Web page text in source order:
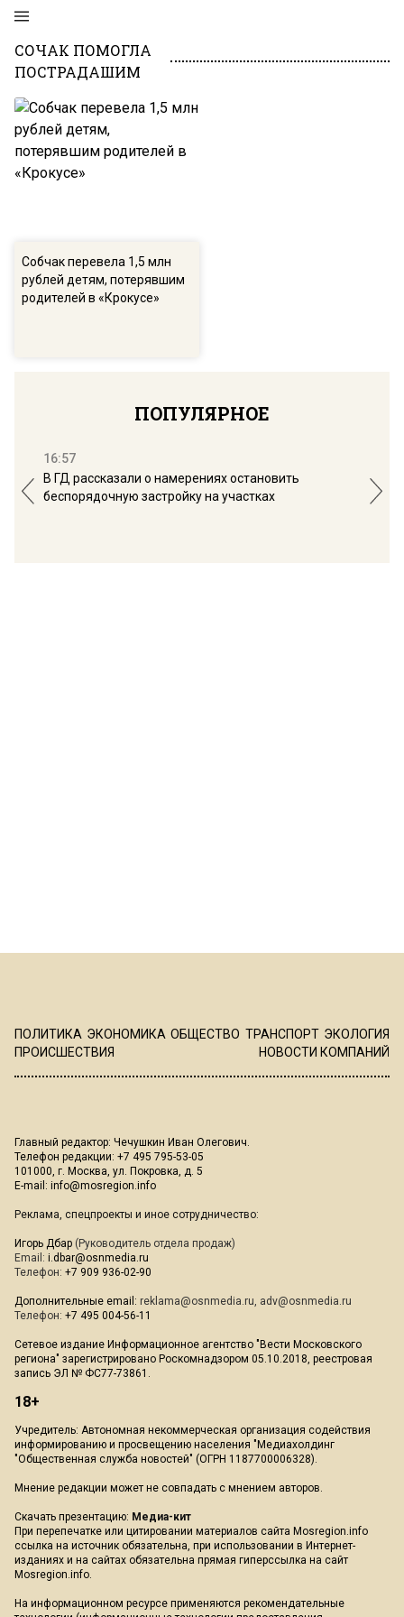
СОЧАК ПОМОГЛА
ПОСТРАДАШИМ
Собчак перевела 1,5 млн
рублей детям, потерявшим
родителей в «Крокусе»
ПОПУЛЯРНОЕ
16:57
В ГД рассказали о намерениях остановить
беспорядочную застройку на участках
ПОЛИТИКА ЭКОНОМИКА ОБЩЕСТВО ТРАНСПОРТ ЭКОЛОГИЯ
ПРОИСШЕСТВИЯ
НОВОСТИ КОМПАНИЙ
Главный редактор: Чечушкин Иван Олегович.
Телефон редакции: +7 495 795-53-05
101000, г. Москва, ул. Покровка, д. 5
E-mail: info@mosregion.info
Реклама, спецпроекты и иное сотрудничество:
Игорь Дбар (Руководитель отдела продаж)
Email: i.dbar@osnmedia.ru
Телефон: +7 909 936-02-90
Дополнительные email: reklama@osnmedia.ru, adv@osnmedia.ru
Телефон: +7 495 004-56-11
Сетевое издание Информационное агентство "Вести Московского
региона" зарегистрировано Роскомнадзором 05.10.2018, реестровая
запись ЭЛ № ФС77-73861.
18+
Учредитель: Автономная некоммерческая организация содействия
информированию и просвещению населения "Медиахолдинг
"Общественная служба новостей" (ОГРН 1187700006328).
Мнение редакции может не совпадать с мнением авторов.
Скачать презентацию: Медиа-кит
При перепечатке или цитировании материалов сайта Mosregion.info
ссылка на источник обязательна, при использовании в Интернет-
изданиях и на сайтах обязательна прямая гиперссылка на сайт
Mosregion.info.
На информационном ресурсе применяются рекомендательные